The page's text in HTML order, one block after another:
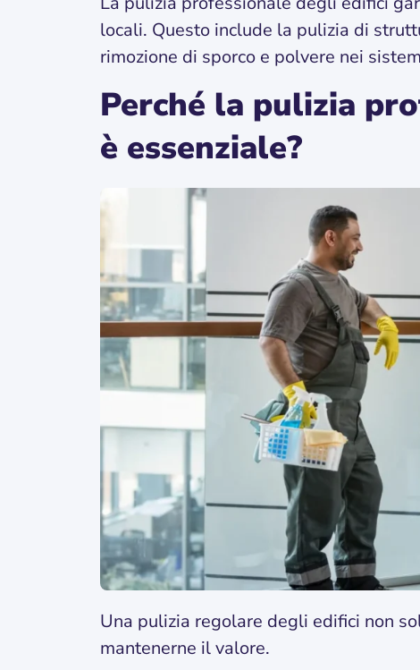
locali. Questo include la pulizia di
rimozione di sporco e polvere nei
Perché la pulizia
è essenziale?
Una pulizia regolare degli edifici non
mantenerne il valore.